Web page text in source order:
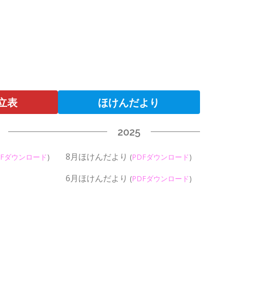
表
ダウンロード)
ほけんだより
2025
8月ほけんだより (PDFダウンロード)
6月ほけんだより (PDFダウンロード)